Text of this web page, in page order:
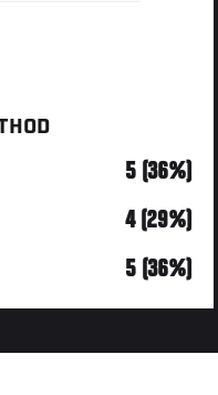
5 (36%)
4 (29%)
5 (36%)